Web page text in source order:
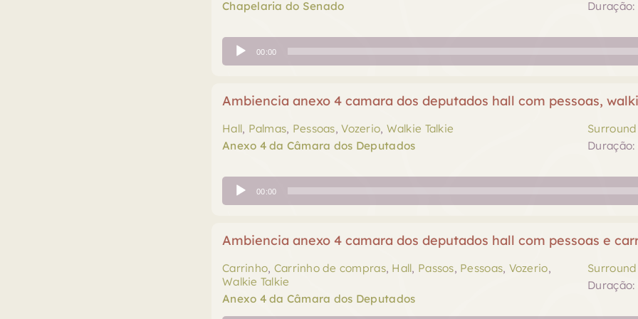
Chapelaria do Senado
Duração:
Tocador
de
00:00
Ambiencia anexo 4 camara dos deputados hall com pessoas,
Hall, Palmas, Pessoas,Vozerio, Walkie Talkie
Anexo 4 da Câmara dos Deputados
Surround
Duração:
Tocador
de
00:00
Ambiencia anexo 4 camara dos deputados hall com pessoas e
Carrinho, Carrinho de compras, Hall, Passos, Pessoas, Vozerio,
Walkie Talkie
Anexo 4 da Câmara dos Deputados
Surround
Duração: